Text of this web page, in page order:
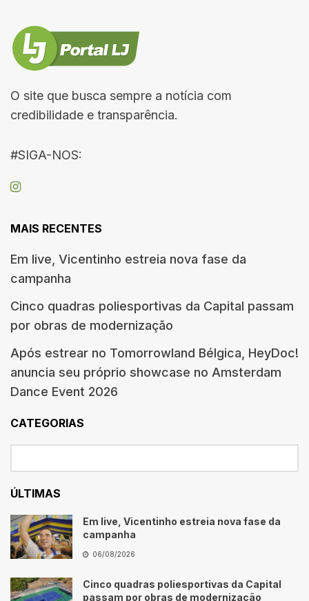
O site que busca sempre a notícia com
credibilidade e transparência.
#SIGA-NOS:
MAIS RECENTES
Em live, Vicentinho estreia nova fase da
campanha
Cinco quadras poliesportivas da Capital passam
por obras de modernização
Após estrear no Tomorrowland Bélgica, HeyDoc!
anuncia seu próprio showcase no Amsterdam
Dance Event 2026
CATEGORIAS
ÚLTIMAS
Em live, Vicentinho estreia nova fase da
campanha
06/08/2026
Cinco quadras poliesportivas da Capital
passam por obras de modernização